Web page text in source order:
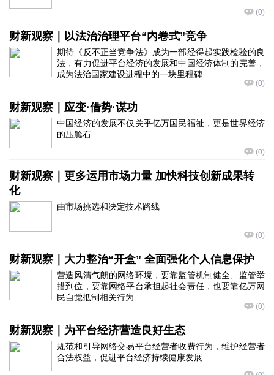
(0)
财新观察｜以法治治理平台“内卷式”竞争
期待《反不正当竞争法》成为一部经得起实践检验的良
法，有力促进平台经济的发展和中国经济体制的完善，
成为法治国家建设进程中的一块里程碑
(0)
财新观察｜应变·借势·谋功
中国经济的发展不仅关乎亿万国民福祉，更是世界经济
的压舱石
(0)
财新观察｜更多运用市场力量 加快科技创新成果转
化
由市场挑选和决定技术路线
(0)
财新观察｜大力整治“开盒” 全面强化个人信息保护
营造风清气朗的网络环境，要靠监管机制健全、监管举
措到位，要靠网络平台承担起社会责任，也要靠亿万网
民自觉抵制相关行为
(0)
财新观察｜为平台经济营造良好生态
规范和引导网络交易平台经营者收费行为，维护经营者
合法权益，促进平台经济持续健康发展